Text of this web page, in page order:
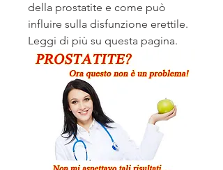
della prostatite e come può
influire sulla disfunzione erettile.
Leggi di più su questa pagina.